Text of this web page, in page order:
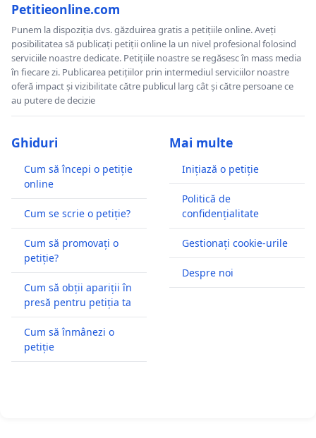
Petitieonline.com
Punem la dispoziția dvs. găzduirea gratis a petițiile online. Aveți
posibilitatea să publicați petiții online la un nivel profesional folosind
serviciile noastre dedicate. Petițiile noastre se regăsesc în mass media
în fiecare zi. Publicarea petițiilor prin intermediul serviciilor noastre
oferă impact și vizibilitate către publicul larg cât și către persoane ce
au putere de decizie
Ghiduri
Cum să începi o petiție
online
Cum se scrie o petiție?
Cum să promovați o
petiție?
Cum să obții apariții în
presă pentru petiția ta
Cum să înmânezi o
petiție
Mai multe
Inițiază o petiție
Politică de
confidențialitate
Gestionați cookie-urile
Despre noi